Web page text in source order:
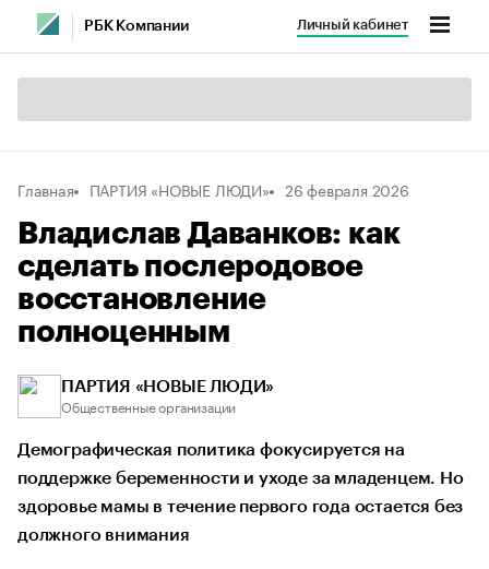
РБК Компании Личный кабинет
Главная ПАРТИЯ «НОВЫЕ ЛЮДИ» 26 февраля 2026
Владислав Даванков: как
сделать послеродовое
восстановление
полноценным
ПАРТИЯ «НОВЫЕ ЛЮДИ»
Общественные организации
Демографическая политика фокусируется на
поддержке беременности и уходе за младенцем. Но
здоровье мамы в течение первого года остается без
должного внимания